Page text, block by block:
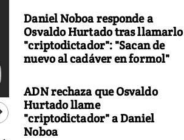
Daniel Noboa responde a
Osvaldo Hurtado tras llamarlo
"criptodictador": "Sacan de
nuevo al cadáver en formol"
ADN rechaza que Osvaldo
Hurtado llame
"criptodictador" a Daniel
Noboa